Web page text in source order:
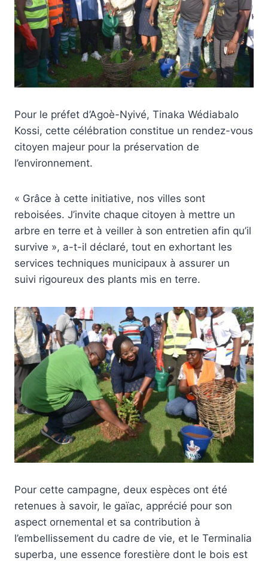
Pour le préfet d’Agoè-Nyivé, Tinaka Wédiabalo
Kossi, cette célébration constitue un rendez-vous
citoyen majeur pour la préservation de
l’environnement.
« Grâce à cette initiative, nos villes sont
reboisées. J’invite chaque citoyen à mettre un
arbre en terre et à veiller à son entretien afin qu’il
survive », a-t-il déclaré, tout en exhortant les
services techniques municipaux à assurer un
suivi rigoureux des plants mis en terre.
Pour cette campagne, deux espèces ont été
retenues à savoir, le gaïac, apprécié pour son
aspect ornemental et sa contribution à
l’embellissement du cadre de vie, et le Terminalia
superba, une essence forestière dont le bois est